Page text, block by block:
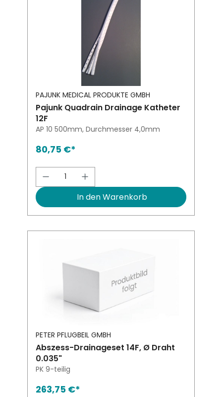
PAJUNK MEDICAL PRODUKTE GMBH
Pajunk Quadrain Drainage Katheter
12F
AP 10 500mm, Durchmesser 4,0mm
80,75 €*
Produkt Anzahl: Gib den
In den Warenkorb
PETER PFLUGBEIL GMBH
Abszess-Drainageset 14F, Ø Draht
0.035"
PK 9-teilig
263,75 €*